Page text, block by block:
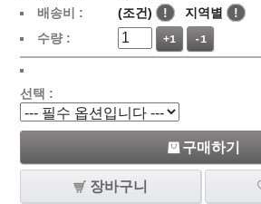
배송비 :
(조건) ! 지역별
!
수량 :
+1 -1
선택 :
구매하기
장바구니